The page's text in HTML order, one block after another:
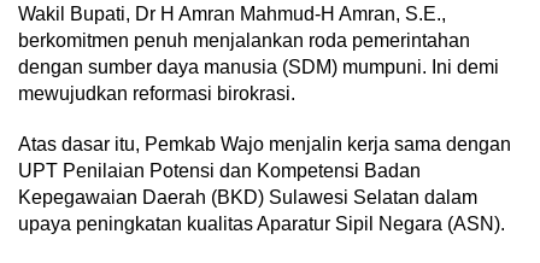
Wakil Bupati, Dr H Amran Mahmud-H Amran, S.E.,
berkomitmen penuh menjalankan roda pemerintahan
dengan sumber daya manusia (SDM) mumpuni. Ini demi
mewujudkan reformasi birokrasi.
Atas dasar itu, Pemkab Wajo menjalin kerja sama dengan
UPT Penilaian Potensi dan Kompetensi Badan
Kepegawaian Daerah (BKD) Sulawesi Selatan dalam
upaya peningkatan kualitas Aparatur Sipil Negara (ASN).